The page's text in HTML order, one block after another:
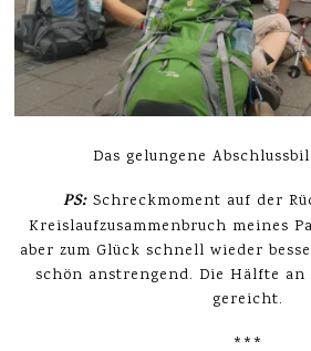
Das gelungene
PS: Schreckmoment auf der
Kreislaufzusammenbruch meines
aber zum Glück schnell wieder
schön anstrengend. Die Hälfte
gereicht.
***